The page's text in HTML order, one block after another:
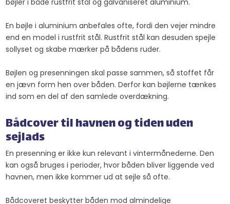
bøjler i både rustfrit stål og galvaniseret aluminium.
En bøjle i aluminium anbefales ofte, fordi den vejer mindre
end en model i rustfrit stål. Rustfrit stål kan desuden spejle
sollyset og skabe mærker på bådens ruder.
Bøjlen og presenningen skal passe sammen, så stoffet får
en jævn form hen over båden. Derfor kan bøjlerne tænkes
ind som en del af den samlede overdækning.
Bådcover til havnen og tiden uden
sejlads
En presenning er ikke kun relevant i vintermånederne. Den
kan også bruges i perioder, hvor båden bliver liggende ved
havnen, men ikke kommer ud at sejle så ofte.
Bådcoveret beskytter båden mod almindelige